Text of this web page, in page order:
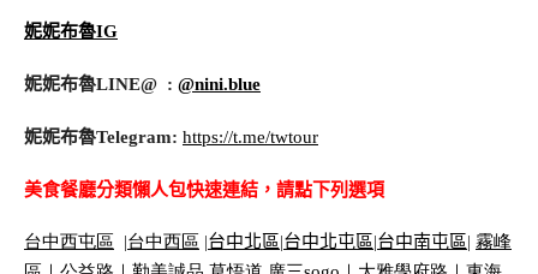
妮妮布魯IG
妮妮布魯LINE@ : @nini.blue
妮妮布魯Telegram: https://t.me/twtour
美食餐廳分類懶人包快速連結，請點下列選項
台中西屯區 |台中西區 |台中北區|台中北屯區|台中南屯區| 霧峰